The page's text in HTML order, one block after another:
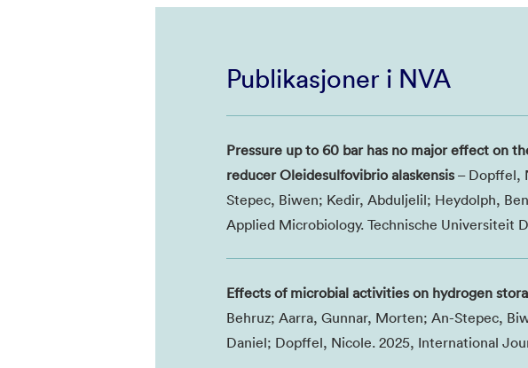
Publikasjoner i NVA
Pressure up to 60 bar has no major effect on
reducer Oleidesulfovibrio alaskensis – Dopffel,
Stepec, Biwen; Kedir, Abduljelil; Heydolph,
Applied Microbiology. Technische Universiteit
Effects of microbial activities on hydrogen
Behruz; Aarra, Gunnar, Morten; An-Stepec,
Daniel; Dopffel, Nicole. 2025, International